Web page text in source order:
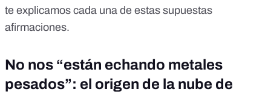
te explicamos cada una de estas supuestas
afirmaciones.
No nos “están echando metales
pesados”: el origen de la nube de